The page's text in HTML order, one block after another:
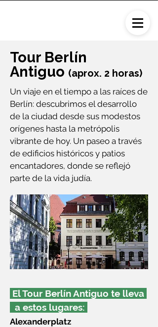
Tour Berlín
Antiguo (aprox. 2 horas)
Un viaje en el tiempo a las raíces de
Berlín: descubrimos el desarrollo
de la ciudad desde sus modestos
orígenes hasta la metrópolis
vibrante de hoy. Un paseo a través
de edificios históricos y patios
encantadores, donde se reflejó
parte de la vida judía.
El Tour Berlín Antiguo te lleva
a estos lugares:
Alexanderplatz